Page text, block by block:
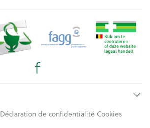
Déclaration de confidentialité Cookies